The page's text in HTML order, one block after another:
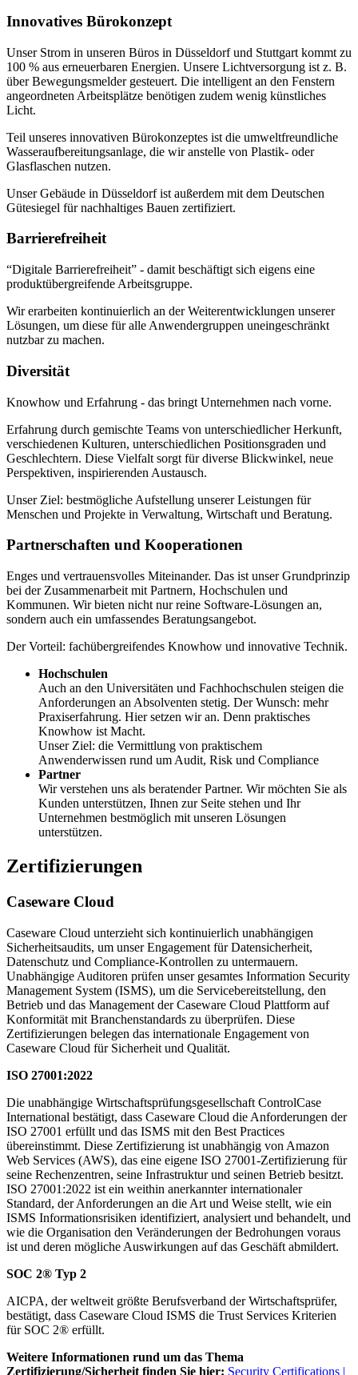
Innovatives Bürokonzept
Unser Strom in unseren Büros in Düsseldorf und Stuttgart kommt zu
100 % aus erneuerbaren Energien. Unsere Lichtversorgung ist z. B.
über Bewegungsmelder gesteuert. Die intelligent an den Fenstern
angeordneten Arbeitsplätze benötigen zudem wenig künstliches
Licht.
Teil unseres innovativen Bürokonzeptes ist die umweltfreundliche
Wasseraufbereitungsanlage, die wir anstelle von Plastik- oder
Glasflaschen nutzen.
Unser Gebäude in Düsseldorf ist außerdem mit dem Deutschen
Gütesiegel für nachhaltiges Bauen zertifiziert.
Barrierefreiheit
“Digitale Barrierefreiheit” - damit beschäftigt sich eigens eine
produktübergreifende Arbeitsgruppe.
Wir erarbeiten kontinuierlich an der Weiterentwicklungen unserer
Lösungen, um diese für alle Anwendergruppen uneingeschränkt
nutzbar zu machen.
Diversität
Knowhow und Erfahrung - das bringt Unternehmen nach vorne.
Erfahrung durch gemischte Teams von unterschiedlicher Herkunft,
verschiedenen Kulturen, unterschiedlichen Positionsgraden und
Geschlechtern. Diese Vielfalt sorgt für diverse Blickwinkel, neue
Perspektiven, inspirierenden Austausch.
Unser Ziel: bestmögliche Aufstellung unserer Leistungen für
Menschen und Projekte in Verwaltung, Wirtschaft und Beratung.
Partnerschaften und Kooperationen
Enges und vertrauensvolles Miteinander. Das ist unser Grundprinzip
bei der Zusammenarbeit mit Partnern, Hochschulen und
Kommunen. Wir bieten nicht nur reine Software-Lösungen an,
sondern auch ein umfassendes Beratungsangebot.
Der Vorteil: fachübergreifendes Knowhow und innovative Technik.
Hochschulen
Auch an den Universitäten und Fachhochschulen steigen die
Anforderungen an Absolventen stetig. Der Wunsch: mehr
Praxiserfahrung. Hier setzen wir an. Denn praktisches
Knowhow ist Macht.
Unser Ziel: die Vermittlung von praktischem
Anwenderwissen rund um Audit, Risk und Compliance
Partner
Wir verstehen uns als beratender Partner. Wir möchten Sie als
Kunden unterstützen, Ihnen zur Seite stehen und Ihr
Unternehmen bestmöglich mit unseren Lösungen
unterstützen.
Zertifizierungen
Caseware Cloud
Caseware Cloud unterzieht sich kontinuierlich unabhängigen
Sicherheitsaudits, um unser Engagement für Datensicherheit,
Datenschutz und Compliance-Kontrollen zu untermauern.
Unabhängige Auditoren prüfen unser gesamtes Information Security
Management System (ISMS), um die Servicebereitstellung, den
Betrieb und das Management der Caseware Cloud Plattform auf
Konformität mit Branchenstandards zu überprüfen. Diese
Zertifizierungen belegen das internationale Engagement von
Caseware Cloud für Sicherheit und Qualität.
ISO 27001:2022
Die unabhängige Wirtschaftsprüfungsgesellschaft ControlCase
International bestätigt, dass Caseware Cloud die Anforderungen der
ISO 27001 erfüllt und das ISMS mit den Best Practices
übereinstimmt. Diese Zertifizierung ist unabhängig von Amazon
Web Services (AWS), das eine eigene ISO 27001-Zertifizierung für
seine Rechenzentren, seine Infrastruktur und seinen Betrieb besitzt.
ISO 27001:2022 ist ein weithin anerkannter internationaler
Standard, der Anforderungen an die Art und Weise stellt, wie ein
ISMS Informationsrisiken identifiziert, analysiert und behandelt, und
wie die Organisation den Veränderungen der Bedrohungen voraus
ist und deren mögliche Auswirkungen auf das Geschäft abmildert.
SOC 2® Typ 2
AICPA, der weltweit größte Berufsverband der Wirtschaftsprüfer,
bestätigt, dass Caseware Cloud ISMS die Trust Services Kriterien
für SOC 2® erfüllt.
Weitere Informationen rund um das Thema
Zertifizierung/Sicherheit finden Sie hier: Security Certifications |